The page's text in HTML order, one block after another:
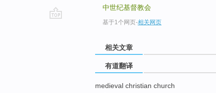
中世纪基督教会
基于1个网页-相关网页
相关文章
有道翻译
medieval christian church